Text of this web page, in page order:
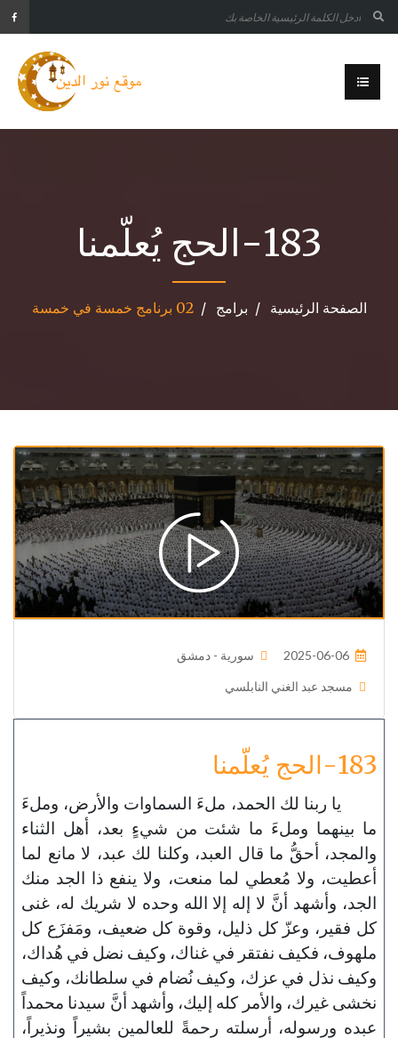
183-الحج يُعلّمنا
الصفحة الرئيسية برامج 02 برنامج خمسة في خمسة
2025-06-06 سورية - دمشق
مسجد عبد الغني النابلسي
183-الحج يُعلّمنا
يا ربنا لك الحمد، ملءَ السماوات والأرض، وملءَ
ما بينهما وملءَ ما شئت من شيءٍ بعد، أهل الثناء
والمجد، أحقُّ ما قال العبد، وكلنا لك عبد، لا مانع لما
أعطيت، ولا مُعطي لما منعت، ولا ينفع ذا الجد منك
الجد، وأشهد أنَّ لا إله إلا الله وحده لا شريك له، غنى
كل فقير، وعزّ كل ذليل، وقوة كل ضعيف، ومَفزَع كل
ملهوف، فكيف نفتقر في غناك، وكيف نضل في هُداك،
وكيف نذل في عزك، وكيف نُضام في سلطانك، وكيف
نخشى غيرك، والأمر كله إليك، وأشهد أنَّ سيدنا محمداً
عبده ورسوله، أرسلته رحمةً للعالمين بشيراً ونذيراً،